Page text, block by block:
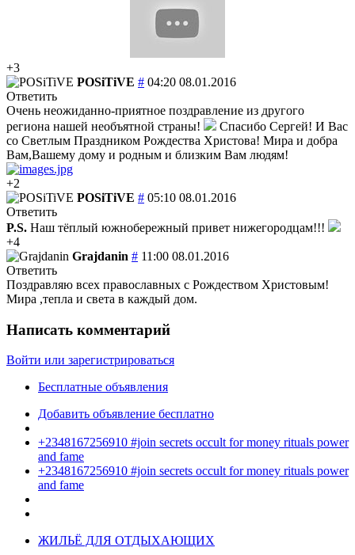
+3
POSiTiVE # 04:20 08.01.2016
Ответить
Очень неожиданно-приятное поздравление из другого
региона нашей необъятной страны!
Спасибо Сергей! И Вас
со Светлым Праздником Рождества Христова! Мира и добра
Вам,Вашему дому и родным и близким Вам людям!
+2
POSiTiVE # 05:10 08.01.2016
Ответить
P.S. Наш тёплый южнобережный привет нижегородцам!!!
+4
Grajdanin # 11:00 08.01.2016
Ответить
Поздравляю всех православных с Рождеством Христовым!
Мира ,тепла и света в каждый дом.
Написать комментарий
Войти или зарегистрироваться
Бесплатные объявления
Добавить объявление бесплатно
+2348167256910 #join secrets occult for money rituals power
and fame
+2348167256910 #join secrets occult for money rituals power
and fame
ЖИЛЬЁ ДЛЯ ОТДЫХАЮЩИХ